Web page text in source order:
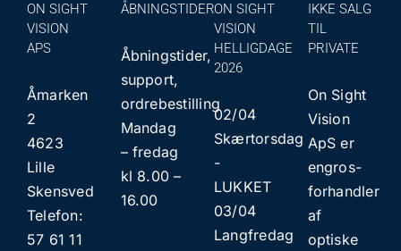
ON SIGHT
VISION
APS
Åmarken
2
4623
Lille
Skensved
Telefon:
57 61 11
ÅBNINGSTIDER
Åbningstider,
support,
ordrebestilling
Mandag
– fredag
kl 8.00 –
16.00
ON SIGHT
VISION
HELLIGDAGE
2026
02/04
Skærtorsdag
​​-
LUKKET
03/04
Langfredag
IKKE SALG
TIL
PRIVATE
On Sight
Vision
ApS er
engros-
forhandler
af
optiske